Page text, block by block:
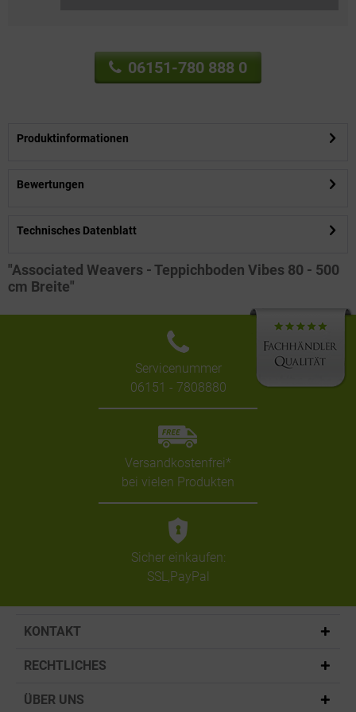
06151-780 888 0
Produktinformationen
Bewertungen
Technisches Datenblatt
"Associated Weavers - Teppichboden Vibes 80 - 500
cm Breite"
Servicenummer
06151 - 7808880
Versandkostenfrei*
bei vielen Produkten
Sicher einkaufen:
SSL,PayPal
KONTAKT
RECHTLICHES
ÜBER UNS